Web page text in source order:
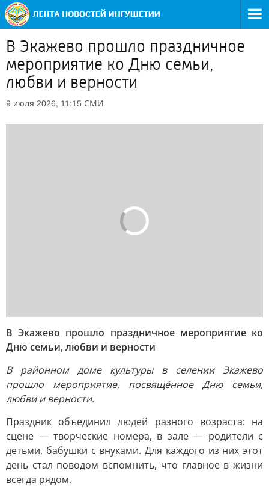
В Экажево прошло праздничное
мероприятие ко Дню семьи,
любви и верности
9 июля 2026, 11:15 СМИ
В Экажево прошло праздничное мероприятие ко
Дню семьи, любви и верности
В районном доме культуры в селении Экажево
прошло мероприятие, посвящённое Дню семьи,
любви и верности.
Праздник объединил людей разного возраста: на
сцене — творческие номера, в зале — родители с
детьми, бабушки с внуками. Для каждого из них этот
день стал поводом вспомнить, что главное в жизни
всегда рядом.